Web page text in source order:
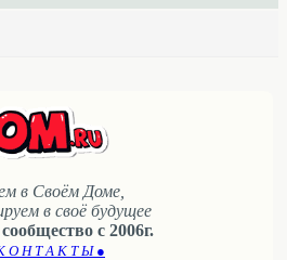
в Своём Доме,
в своё будущее
с 2006г.
О Н Т А К Т Ы ●